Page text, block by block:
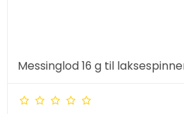
Messinglod 16 g til